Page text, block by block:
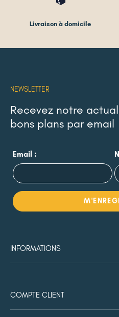
Livraison à domicile
NEWSLETTER
Recevez notre
bons plans par email
Email :
INFORMATIONS
COMPTE CLIENT